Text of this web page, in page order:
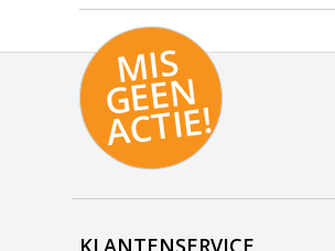
MI
S
G
E
E
N
A
C
TI
E!
KLANTENSERVICE